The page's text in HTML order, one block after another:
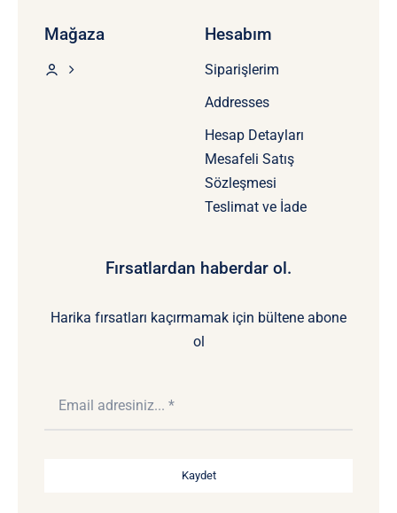
Mağaza Hesabım
Siparişlerim
Addresses
Hesap Detayları
Mesafeli Satış
Sözleşmesi
Teslimat ve İade
Fırsatlardan haberdar ol.
Harika fırsatları kaçırmamak için bültene abone
ol
Kaydet